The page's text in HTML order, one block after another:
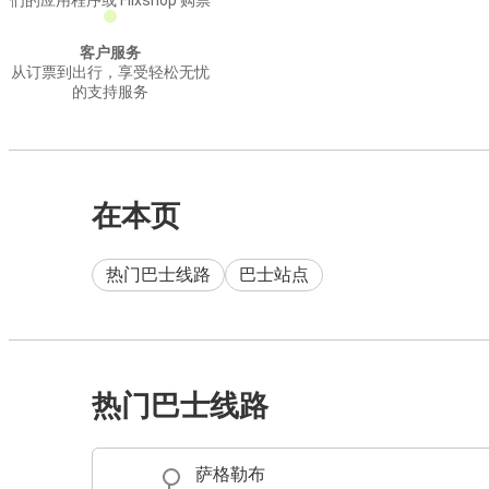
客户服务
从订票到出行，享受轻松无忧
的支持服务
在本页
热门巴士线路 巴士站点
热门巴士线路
萨格勒布